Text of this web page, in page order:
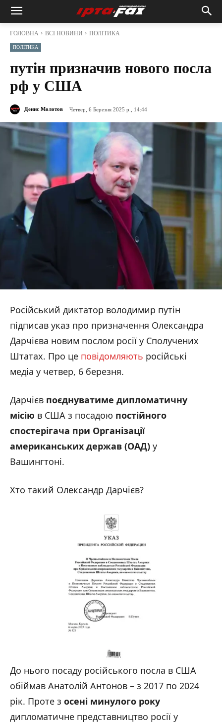
ГОЛОВНА ВСІ НОВИНИ ПОЛІТИКА
ПОЛІТИКА
путін призначив нового посла
рф у США
Денис Молотов Четвер, 6 Березня 2025 р., 14:44
Російський диктатор володимир путін
підписав указ про призначення Олександра
Дарчієва новим послом росії у Сполучених
Штатах. Про це повідомляють російські
медіа у четвер, 6 березня.
Дарчієв поєднуватиме дипломатичну
місію в США з посадою постійного
спостерігача при Організації
американських держав (ОАД) у
Вашингтоні.
Хто такий Олександр Дарчієв?
До нього посаду російського посла в США
обіймав Анатолій Антонов – з 2017 по 2024
рік. Проте з осені минулого року
дипломатичне представництво росії у